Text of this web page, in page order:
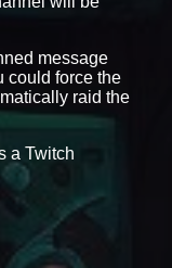
message
could force the
raid the
a Twitch